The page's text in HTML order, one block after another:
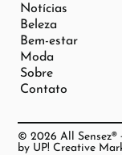
Notícias
Beleza
Bem-estar
Moda
Sobre
Contato
© 2026 All Sensez®
by UP! Creative